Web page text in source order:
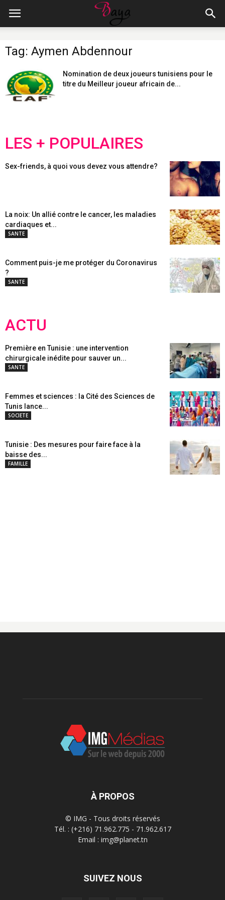
Tag: Aymen Abdennour
Nomination de deux joueurs tunisiens pour le
titre du Meilleur joueur africain de...
LES + POPULAIRES
Sex-friends, à quoi vous devez vous attendre?
La noix: Un allié contre le cancer, les maladies
cardiaques et...
SANTE
Comment puis-je me protéger du Coronavirus
?
SANTE
ACTU
Première en Tunisie : une intervention
chirurgicale inédite pour sauver un...
SANTE
Femmes et sciences : la Cité des Sciences de
Tunis lance...
SOCIETE
Tunisie : Des mesures pour faire face à la
baisse des...
FAMILLE
À PROPOS
© IMG - Tous droits réservés
Tél. : (+216) 71.962.775 - 71.962.617
Email : img@planet.tn
SUIVEZ NOUS